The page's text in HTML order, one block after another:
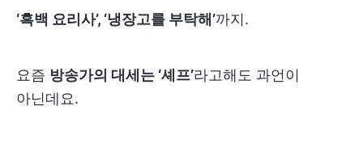
‘흑백 요리사’, ‘냉장고를 부탁해’까지.
요즘 방송가의 대세는 ‘셰프’라고해도 과언이
아닌데요.